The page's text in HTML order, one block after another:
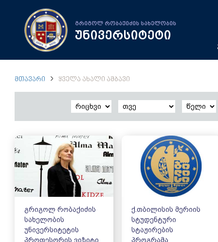
გრიგოლ რობაქიძის სახელობის
უნივერსიტეტი
ᲛᲗᲐᲕᲐᲠᲘ ᲧᲕᲔᲚᲐ ᲐᲮᲐᲚᲘ ᲐᲛᲑᲐᲕᲘ
გრიგოლ რობაქიძის
სახელობის
უნივერსიტეტის
პროფესორის ვიზიტი
ქ.თბილისის მერიის
სტუდენტური
სტაჟირების
პროგრამა